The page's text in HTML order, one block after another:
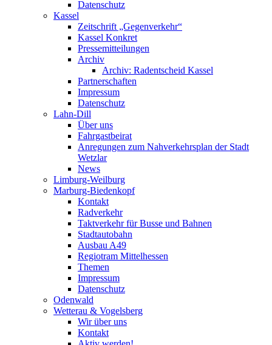
Datenschutz
Kassel
Zeitschrift „Gegenverkehr“
Kassel Konkret
Pressemitteilungen
Archiv
Archiv: Radentscheid Kassel
Partnerschaften
Impressum
Datenschutz
Lahn-Dill
Über uns
Fahrgastbeirat
Anregungen zum Nahverkehrsplan der Stadt
Wetzlar
News
Limburg-Weilburg
Marburg-Biedenkopf
Kontakt
Radverkehr
Taktverkehr für Busse und Bahnen
Stadtautobahn
Ausbau A49
Regiotram Mittelhessen
Themen
Impressum
Datenschutz
Odenwald
Wetterau & Vogelsberg
Wir über uns
Kontakt